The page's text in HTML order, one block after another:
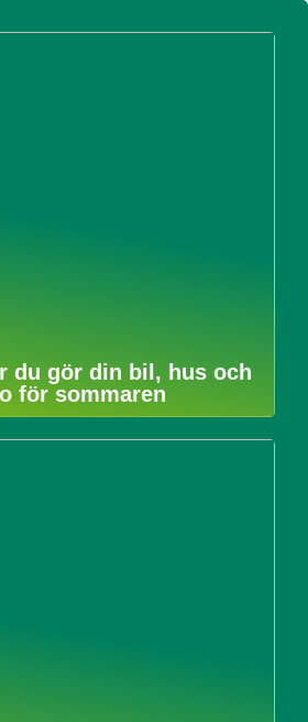
du gör din bil, hus och
för sommaren